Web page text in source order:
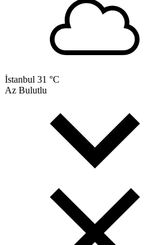
İstanbul 31 °C
Az Bulutlu